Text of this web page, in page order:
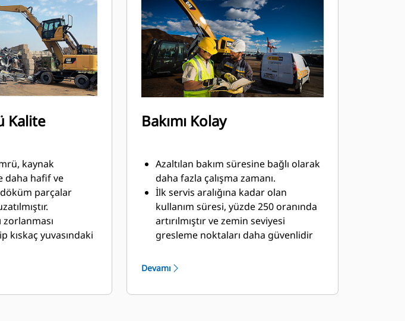
Kalite
kaynak
daha hafif ve
parçalar
zorlanması
kıskaç yuvasındaki
sayesinde
aşınmanın
Bakımı Kolay
Azaltılan bakım süresine bağlı olarak
daha fazla çalışma zamanı.
İlk servis aralığına kadar olan
kullanım süresi, yüzde 250 oranında
artırılmıştır ve zemin seviyesi
gresleme noktaları daha güvenlidir
Entegre hidrolik komponentler
hortumlardaki gerilimi azaltarak
Devamı